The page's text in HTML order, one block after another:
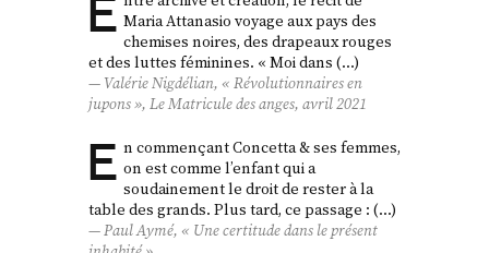
E Maria Attanasio voyage aux pays des
chemises noires, des drapeaux rouges
et des luttes féminines. « Moi dans (…)
Valérie Nigdélian, « Révolutionnaires en
jupons »,Le Matricule des anges, avril 2021
E n commençant Concetta & ses femmes,
on est comme l’enfant qui a
soudainement le droit de rester à la
table des grands. Plus tard, ce passage : (…)
Paul Aymé, « Une certitude dans le présent